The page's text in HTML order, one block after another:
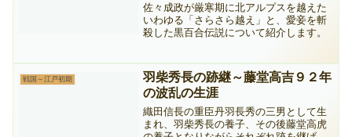
佐々成政が厳寒期に北アルプスを越えた
いわゆる「さらさら越え」と、愛妾を斬
殺した黒百合伝説について紹介します。
戦国～江戸初期
羽柴秀長の跡継～藤堂高吉９２年
の波乱の生涯
織田信長の重臣丹羽長秀の三男として生
まれ、羽柴秀長の養子、その後藤堂高虎